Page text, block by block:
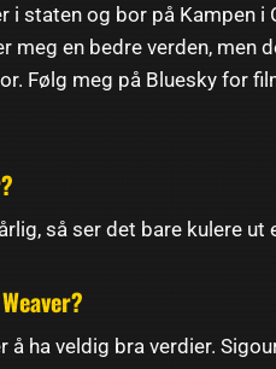
i staten og bor på Kampen
meg en bedre verden, men
Følg meg på Bluesky for
så ser det bare kulere ut
å ha veldig bra verdier.